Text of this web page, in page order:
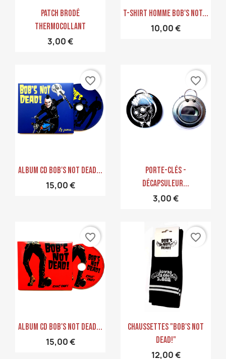
Aperçu rapide
PATCH Brodé
Thermocollant
3,00 €
Aperçu rapide
T-Shirt Homme Bob's Not...
10,00 €
 Aperçu rapide
Album CD Bob's Not Dead...
15,00 €
favorite_border
Aperçu rapide
Porte-Clés -
Décapsuleur...
3,00 €
favorite_border
 Aperçu rapide
Album CD Bob's Not Dead...
15,00 €
favorite_border
Aperçu rapide
Chaussettes "Bob's NoT
Dead!"
12,00 €
favorite_border